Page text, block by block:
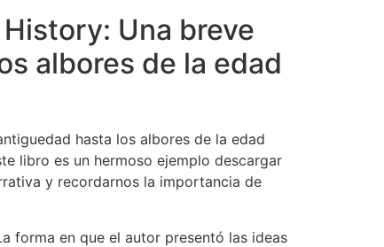
Una breve
albores de la edad
hasta los albores de la edad
libro es un hermoso ejemplo descargar
y recordarnos la importancia de
forma en que el autor presentó las ideas